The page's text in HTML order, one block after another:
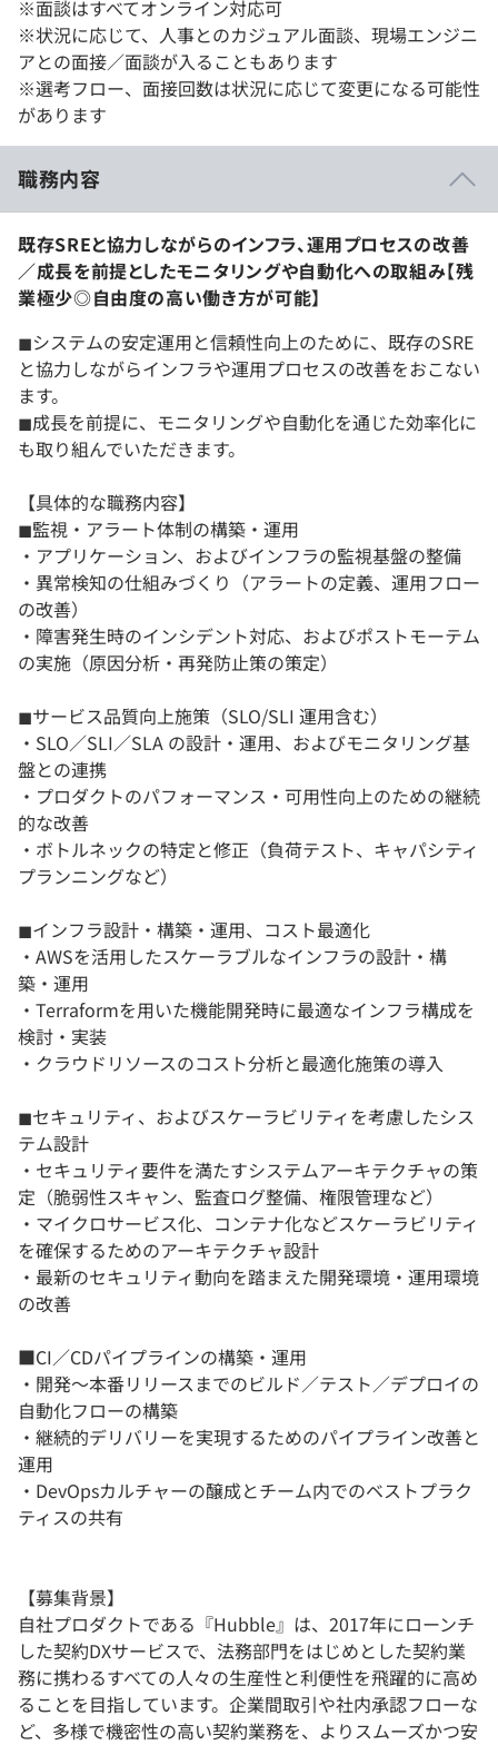
※面談はすべてオンライン対応可
※状況に応じて、人事とのカジュアル面談、現場エンジニ
アとの面接／面談が入ることもあります
※選考フロー、面接回数は状況に応じて変更になる可能性
があります
職務内容
既存SREと協力しながらのインフラ、運用プロセスの改善
／成長を前提としたモニタリングや自動化への取組み【残
業極少◎自由度の高い働き方が可能】
◼︎システムの安定運用と信頼性向上のために、既存のSRE
と協力しながらインフラや運用プロセスの改善をおこない
ます。
◼︎成長を前提に、モニタリングや自動化を通じた効率化に
も取り組んでいただきます。
【具体的な職務内容】
◼︎監視・アラート体制の構築・運用
・アプリケーション、およびインフラの監視基盤の整備
・異常検知の仕組みづくり（アラートの定義、運用フロー
の改善）
・障害発生時のインシデント対応、およびポストモーテム
の実施（原因分析・再発防止策の策定）
◼︎サービス品質向上施策（SLO/SLI 運用含む）
・SLO／SLI／SLA の設計・運用、およびモニタリング基
盤との連携
・プロダクトのパフォーマンス・可用性向上のための継続
的な改善
・ボトルネックの特定と修正（負荷テスト、キャパシティ
プランニングなど）
◼︎インフラ設計・構築・運用、コスト最適化
・AWSを活用したスケーラブルなインフラの設計・構
築・運用
・Terraformを用いた機能開発時に最適なインフラ構成を
検討・実装
・クラウドリソースのコスト分析と最適化施策の導入
◼︎セキュリティ、およびスケーラビリティを考慮したシス
テム設計
・セキュリティ要件を満たすシステムアーキテクチャの策
定（脆弱性スキャン、監査ログ整備、権限管理など）
・マイクロサービス化、コンテナ化などスケーラビリティ
を確保するためのアーキテクチャ設計
・最新のセキュリティ動向を踏まえた開発環境・運用環境
の改善
■CI／CDパイプラインの構築・運用
・開発～本番リリースまでのビルド／テスト／デプロイの
自動化フローの構築
・継続的デリバリーを実現するためのパイプライン改善と
運用
・DevOpsカルチャーの醸成とチーム内でのベストプラク
ティスの共有
【募集背景】
自社プロダクトである『Hubble』は、2017年にローンチ
した契約DXサービスで、法務部門をはじめとした契約業
務に携わるすべての人々の生産性と利便性を飛躍的に高め
ることを目指しています。企業間取引や社内承認フローな
ど、多様で機密性の高い契約業務を、よりスムーズかつ安